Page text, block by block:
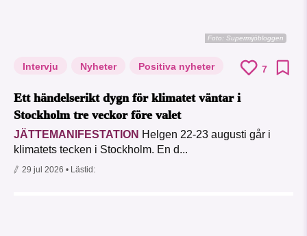
Foto: Supermijöbloggen
Intervju Nyheter Positiva nyheter 7
Ett händelserikt dygn för klimatet väntar i
Stockholm tre veckor före valet
JÄTTEMANIFESTATION Helgen 22-23 augusti går i
klimatets tecken i Stockholm. En d...
29 jul 2026 • Lästid: